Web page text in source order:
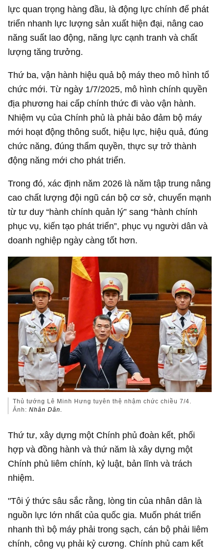
lực quan trọng hàng đầu, là động lực chính để phát
triển nhanh lực lượng sản xuất hiện đại, nâng cao
năng suất lao động, năng lực cạnh tranh và chất
lượng tăng trưởng.
Thứ ba, vận hành hiệu quả bộ máy theo mô hình tổ
chức mới. Từ ngày 1/7/2025, mô hình chính quyền
địa phương hai cấp chính thức đi vào vận hành.
Nhiệm vụ của Chính phủ là phải bảo đảm bộ máy
mới hoạt động thông suốt, hiệu lực, hiệu quả, đúng
chức năng, đúng thẩm quyền, thực sự trở thành
động năng mới cho phát triển.
Trong đó, xác định năm 2026 là năm tập trung nâng
cao chất lượng đội ngũ cán bộ cơ sở, chuyển mạnh
từ tư duy “hành chính quản lý” sang “hành chính
phục vụ, kiến tạo phát triển”, phục vụ người dân và
doanh nghiệp ngày càng tốt hơn.
Thủ tướng Lê Minh Hưng tuyên thệ nhậm chức chiều 7/4.
Ảnh:Nhân Dân.
Thứ tư, xây dựng một Chính phủ đoàn kết, phối
hợp và đồng hành và thứ năm là xây dựng một
Chính phủ liêm chính, kỷ luật, bản lĩnh và trách
nhiệm.
"Tôi ý thức sâu sắc rằng, lòng tin của nhân dân là
nguồn lực lớn nhất của quốc gia. Muốn phát triển
nhanh thì bộ máy phải trong sạch, cán bộ phải liêm
chính, công vụ phải kỷ cương. Chính phủ cam kết